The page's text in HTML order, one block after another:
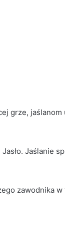
grze, jaślanom
Jaślanie
zawodnika